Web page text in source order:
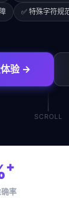
✅ 特殊字符规
验 →
SCROLL
+
率